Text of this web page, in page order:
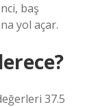
baş
yol açar.
37.5